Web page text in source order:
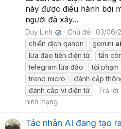
này được điều hành bởi
người đã xây...
Duy Linh ✔ Chủ đề 03/06/
chiến dịch qanon
gemini ai
lừa đảo tiền điện tử
tấn
telegram lừa đảo
tội phạm
trend micro
đánh cắp
đánh cắp ví điện tử
Trả
ninh mạng
Tác nhân AI đang tạo